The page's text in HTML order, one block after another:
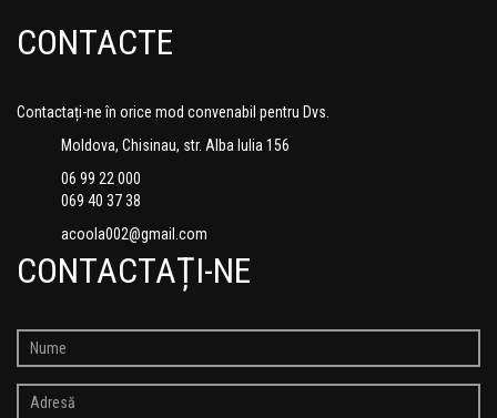
CONTACTE
Contactați-ne în orice mod convenabil pentru Dvs.
Moldova, Chisinau, str. Alba Iulia 156
06 99 22 000
069 40 37 38
acoola002@gmail.com
CONTACTAȚI-NE